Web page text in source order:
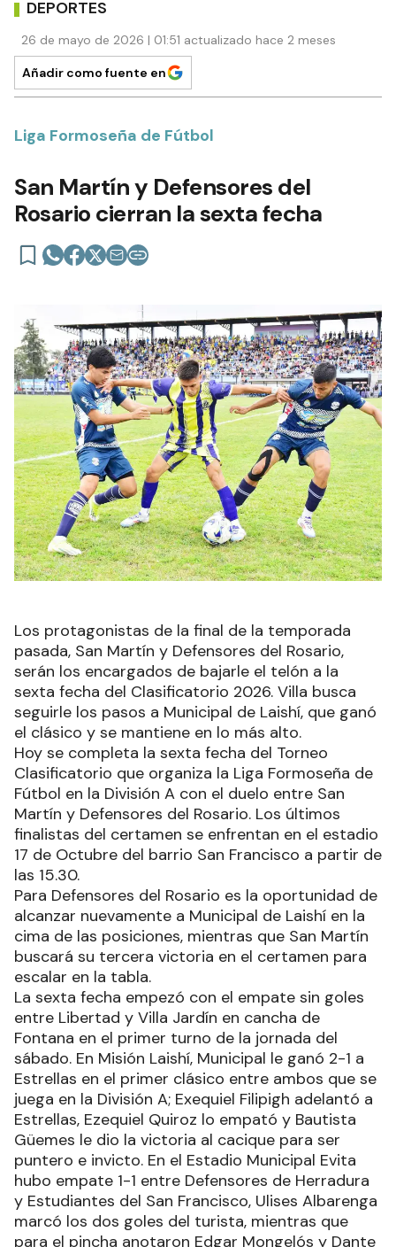
DEPORTES
26 de mayo de 2026 | 01:51 actualizado hace 2 meses
Añadir como fuente en
Liga Formoseña de Fútbol
San Martín y Defensores del
Rosario cierran la sexta fecha
Los protagonistas de la final de la temporada
pasada, San Martín y Defensores del Rosario,
serán los encargados de bajarle el telón a la
sexta fecha del Clasificatorio 2026. Villa busca
seguirle los pasos a Municipal de Laishí, que ganó
el clásico y se mantiene en lo más alto.
Hoy se completa la sexta fecha del Torneo
Clasificatorio que organiza la Liga Formoseña de
Fútbol en la División A con el duelo entre San
Martín y Defensores del Rosario. Los últimos
finalistas del certamen se enfrentan en el estadio
17 de Octubre del barrio San Francisco a partir de
las 15.30.
Para Defensores del Rosario es la oportunidad de
alcanzar nuevamente a Municipal de Laishí en la
cima de las posiciones, mientras que San Martín
buscará su tercera victoria en el certamen para
escalar en la tabla.
La sexta fecha empezó con el empate sin goles
entre Libertad y Villa Jardín en cancha de
Fontana en el primer turno de la jornada del
sábado. En Misión Laishí, Municipal le ganó 2-1 a
Estrellas en el primer clásico entre ambos que se
juega en la División A; Exequiel Filipigh adelantó a
Estrellas, Ezequiel Quiroz lo empató y Bautista
Güemes le dio la victoria al cacique para ser
puntero e invicto. En el Estadio Municipal Evita
hubo empate 1-1 entre Defensores de Herradura
y Estudiantes del San Francisco, Ulises Albarenga
marcó los dos goles del turista, mientras que
para el pincha anotaron Edgar Mongelós y Dante